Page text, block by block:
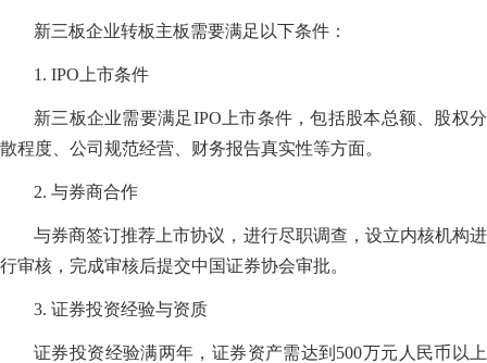
新三板企业转板主板需要满足以下条件：
1. IPO上市条件
新三板企业需要满足IPO上市条件，包括股本总额、股权分
散程度、公司规范经营、财务报告真实性等方面。
2. 与券商合作
与券商签订推荐上市协议，进行尽职调查，设立内核机构进
行审核，完成审核后提交中国证券协会审批。
3. 证券投资经验与资质
证券投资经验满两年，证券资产需达到500万元人民币以上